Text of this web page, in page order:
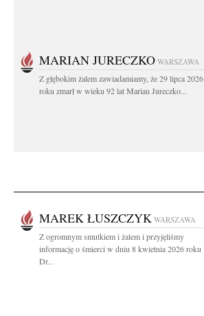
MARIAN JURECZKO WARSZAWA
Z głębokim żalem zawiadamiamy, że 29 lipca 2026
roku zmarł w wieku 92 lat Marian Jureczko...
MAREK ŁUSZCZYK WARSZAWA
Z ogromnym smutkiem i żalem i przyjęliśmy
informację o śmierci w dniu 8 kwietnia 2026 roku
Dr...